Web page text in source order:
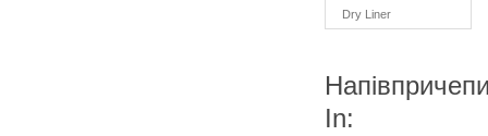
Dry Liner
In: